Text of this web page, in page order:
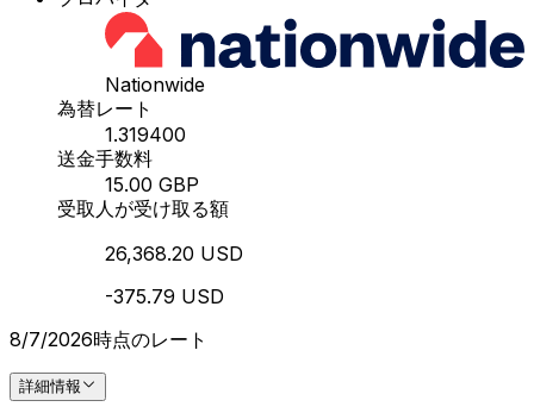
Nationwide
為替レート
1.319400
送金手数料
15.00 GBP
受取人が受け取る額
26,368.20 USD
-375.79 USD
8/7/2026時点のレート
詳細情報